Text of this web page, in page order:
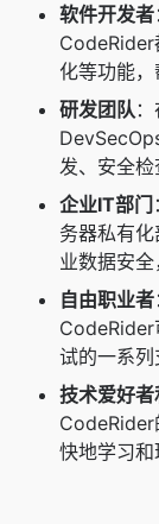
软件开发者
CodeRider
化等功能，
研发团队
发、安全检
企业IT部门
务器私有
业数据安全
自由职业者
CodeRider
试的一系列
技术爱好
CodeRider
快地学习和